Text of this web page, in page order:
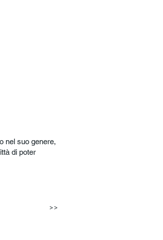
nel suo genere,
di poter
>>